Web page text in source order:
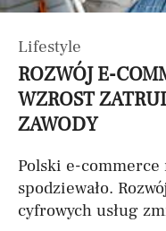
Lifestyle
ROZWÓJ E-
WZROST
ZAWODY
Polski e-
spodziewało.
cyfrowych usług